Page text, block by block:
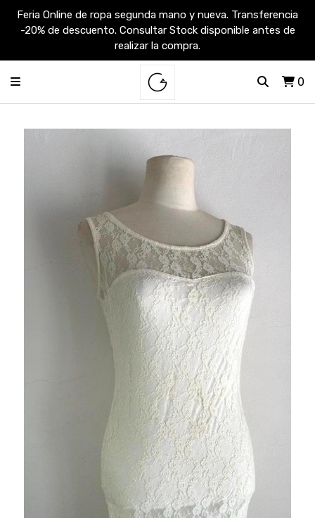
Feria Online de ropa segunda mano y nueva. Transferencia
-20% de descuento. Consultar Stock disponible antes de
realizar la compra.
0